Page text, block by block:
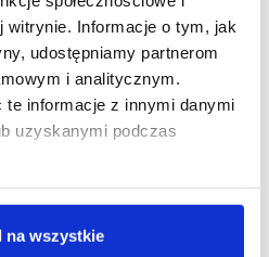
witrynie. Informacje o tym, jak
udostępniamy partnerom
i analitycznym.
te informacje z innymi danymi
uzyskanymi podczas
na wszystkie
L A M A